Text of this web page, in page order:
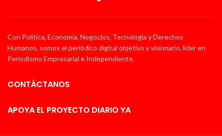
Con Política, Economía, Negocios, Tecnología y Derechos
Humanos, somos el periódico digital objetivo y visionario, líder en
Periodismo Empresarial e Independiente.
CONTÁCTANOS
APOYA EL PROYECTO DIARIO YA